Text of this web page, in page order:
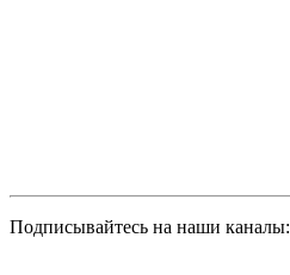
Подписывайтесь на наши каналы: